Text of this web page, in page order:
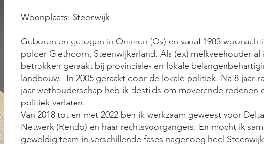
Woonplaats: Steenwijk
Geboren en getogen in Ommen (Ov) en vanaf 1983
polder Giethoorn, Steenwijkerland. Als (ex) melkveehouder al
betrokken geraakt bij provinciale- en lokale
landbouw. In 2005 geraakt door de lokale politiek. Na 8 jaar
jaar wethouderschap heb ik destijds om moverende redenen
politiek verlaten.
Van 2018 tot en met 2022 ben ik werkzaam geweest voor
Netwerk (Rendo) en haar rechtsvoorgangers. En mocht ik
geweldig team in verschillende fases nagenoeg heel